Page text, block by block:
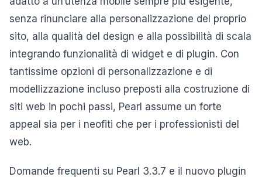
senza rinunciare alla personalizzazione del proprio
sito, alla qualità del design e alla possibilità di scala
integrando funzionalità di widget e di plugin. Con
tantissime opzioni di personalizzazione e di
modellizzazione incluso preposti alla costruzione di
siti web in pochi passi, Pearl assume un forte
appeal sia per i neofiti che per i professionisti del
web.
Domande frequenti su Pearl 3.3.7 e il nuovo plugin